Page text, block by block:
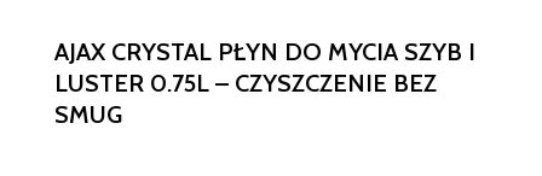
AJAX CRYSTAL PŁYN DO MYCIA SZYB I
LUSTER 0.75L – CZYSZCZENIE BEZ
SMUG